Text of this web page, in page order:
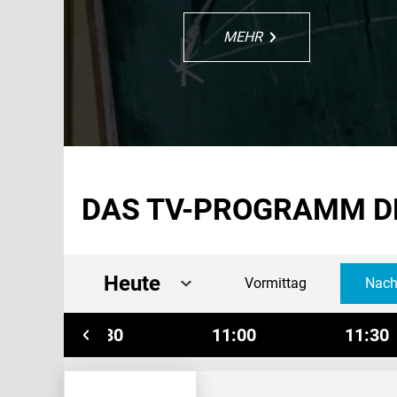
MEHR
MEHR
MEHR
MEHR
MEHR
MEHR
DAS TV-PROGRAMM
Heute Vormittag
10:30 11:00 11:30